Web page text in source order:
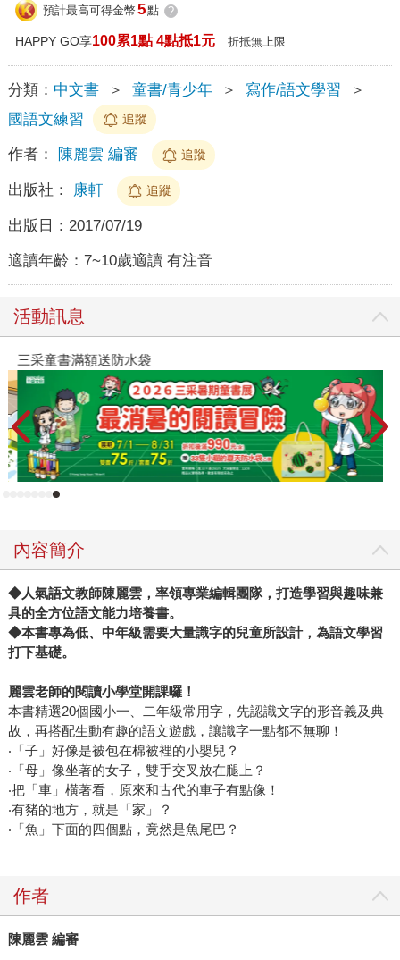
預計最高可得金幣 5點 ?
HAPPY GO享100累1點 4點抵1元 折抵無上限
分類： 中文書 ＞ 童書/青少年 ＞ 寫作/語文學習
＞
國語文練習
追蹤
作者： 陳麗雲 編審 追蹤
出版社： 康軒 追蹤
出版日： 2017/07/19
適讀年齡： 7~10歲適讀 有注音
活動訊息
三采童書滿額送防水袋
內容簡介
◆人氣語文教師陳麗雲，率領專業編輯團隊，打造學習與趣味兼
具的全方位語文能力培養書。
◆本書專為低、中年級需要大量識字的兒童所設計，為語文學習
打下基礎。
麗雲老師的閱讀小學堂開課囉！
本書精選20個國小一、二年級常用字，先認識文字的形音義及典
故，再搭配生動有趣的語文遊戲，讓識字一點都不無聊！
‧「子」好像是被包在棉被裡的小嬰兒？
‧「母」像坐著的女子，雙手交叉放在腿上？
‧把「車」橫著看，原來和古代的車子有點像！
‧有豬的地方，就是「家」？
‧「魚」下面的四個點，竟然是魚尾巴？
作者
陳麗雲 編審